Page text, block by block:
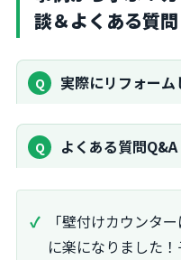
談＆よくある質問
実際にリフォー
よくある質問Q&A
「壁付けカウンタ
に楽になりました